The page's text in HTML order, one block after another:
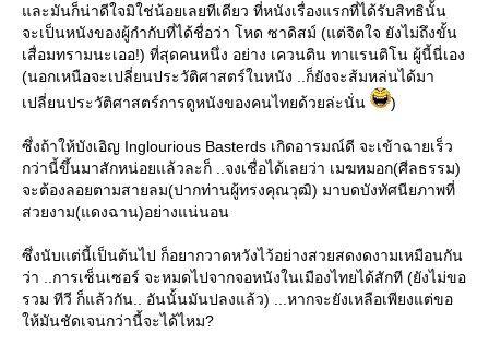
ละมันก็น่าดีใจมิใช่น้อยเลยทีเดียว ที่หนังเรื่องแรกที่ได้รับสิทธินั้น
จะเป็นหนังของผู้กำกับที่ได้ชื่อว่า โหด ซาดิสม์ (แต่จิตใจ ยังไม่ถึงขั้น
เสื่อมทรามนะเออ!) ที่สุดคนหนึ่ง อย่าง เควนติน ทาแรนติโน ผู้นี้นี่เอง
(นอกเหนือจะเปลี่ยนประวัติศาสตร์ในหนัง ..ก็ยังจะส้มหล่นได้มา
เปลี่ยนประวัติศาสตร์การดูหนังของคนไทยด้วยล่ะนั่น
)
ซึ่งถ้าให้บังเอิญ Inglourious Basterds เกิดอารมณ์ดี จะเข้าฉายเร็ว
กว่านี้ขึ้นมาสักหน่อยแล้วละก็ ..จงเชื่อได้เลยว่า เมฆหมอก(ศีลธรรม)
จะต้องลอยตามสายลม(ปากท่านผู้ทรงคุณวุฒิ) มาบดบังทัศนียภาพที่
สวยงาม(แดงฉาน)อย่างแน่นอน
ซึ่งนับแต่นี้เป็นต้นไป ก็อยากวาดหวังไว้อย่างสวยสดงดงามเหมือนกัน
ว่า ..การเซ็นเซอร์ จะหมดไปจากจอหนังในเมืองไทยได้สักที (ยังไม่ขอ
รวม ทีวี ก็แล้วกัน.. อันนั้นมันปลงแล้ว) ...หากจะยังเหลือเพียงแต่ขอ
ห้มันชัดเจนกว่านี้จะได้ไหม?